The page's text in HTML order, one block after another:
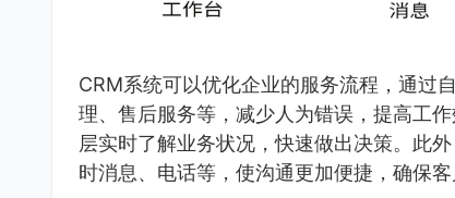
CRM系统可以优化企业的服务流程，通过
理、售后服务等，减少人为错误，提高工
层实时了解业务状况，快速做出决策。此
时消息、电话等，使沟通更加便捷，确保